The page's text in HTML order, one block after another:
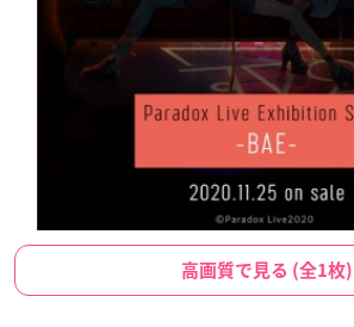
高画質で見る (全1枚)